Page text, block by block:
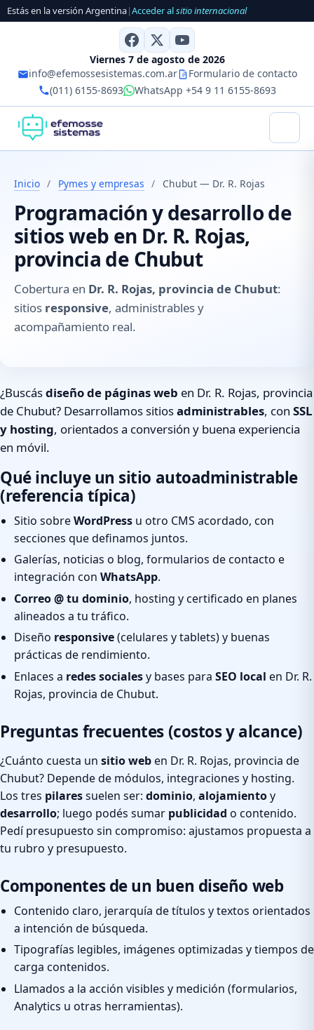
Estás en la versión Argentina|Acceder alsitio internacional
Viernes 7 de agosto de 2026
info@efemossesistemas.com.ar
Formulario de contacto
(011) 6155-8693
WhatsApp +54 9 11 6155-8693
Inicio / Pymes y empresas / Chubut — Dr. R. Rojas
Programación y desarrollo de
sitios web en Dr. R. Rojas,
provincia de Chubut
Cobertura en Dr. R. Rojas, provincia de Chubut:
sitios responsive, administrables y
acompañamiento real.
¿Buscásdiseño de páginas web en Dr. R. Rojas, provincia
de Chubut? Desarrollamos sitiosadministrables, con SSL
y hosting, orientados a conversión y buena experiencia
en móvil.
Qué incluye un sitio autoadministrable
(referencia típica)
Sitio sobreWordPress u otro CMS acordado, con
secciones que definamos juntos.
Galerías, noticias o blog, formularios de contacto e
integración con WhatsApp.
Correo @ tu dominio, hosting y certificado en planes
alineados a tu tráfico.
Diseño responsive(celulares y tablets) y buenas
prácticas de rendimiento.
Enlaces a redes socialesy bases para SEO local en Dr. R.
Rojas, provincia de Chubut.
Preguntas frecuentes (costos y alcance)
¿Cuánto cuesta un sitio weben Dr. R. Rojas, provincia de
Chubut? Depende de módulos, integraciones y hosting.
Los tres pilaressuelen ser: dominio, alojamientoy
desarrollo; luego podés sumar publicidad o contenido.
Pedí presupuesto sin compromiso: ajustamos propuesta a
tu rubro y presupuesto.
Componentes de un buen diseño web
Contenido claro, jerarquía de títulos y textos orientados
a intención de búsqueda.
Tipografías legibles, imágenes optimizadas y tiempos de
carga contenidos.
Llamados a la acción visibles y medición (formularios,
Analytics u otras herramientas).